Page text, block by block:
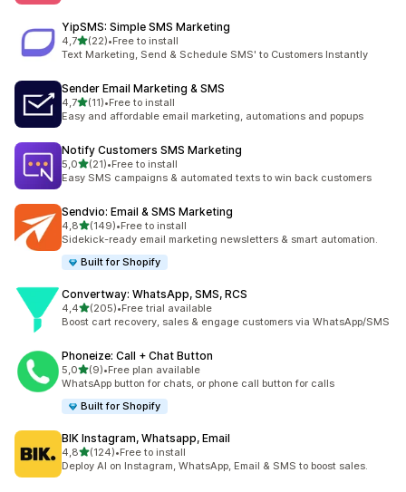
YipSMS: Simple SMS Marketing
4,7z 5 hvězd
(22)
Celkový počet recenzí: 22
•Free to install
Text Marketing, Send & Schedule SMS' to Customers Instantly
Sender Email Marketing & SMS
4,7z 5 hvězd
(11)
Celkový počet recenzí: 11
•Free to install
Easy and affordable email marketing, automations and popups
Notify Customers SMS Marketing
5,0z 5 hvězd
(21)
Celkový počet recenzí: 21
•Free to install
Easy SMS campaigns & automated texts to win back customers
Sendvio: Email & SMS Marketing
4,8z 5 hvězd
(149)
Celkový počet recenzí: 149
•Free to install
Sidekick-ready email marketing newsletters & smart automation.
Built for Shopify
Convertway: WhatsApp, SMS, RCS
4,4z 5 hvězd
(205)
Celkový počet recenzí: 205
•Free trial available
Boost cart recovery, sales & engage customers via WhatsApp/SMS
Phoneize: Call + Chat Button
5,0z 5 hvězd
(9)
Celkový počet recenzí: 9
•Free plan available
WhatsApp button for chats, or phone call button for calls
Built for Shopify
BIK Instagram, Whatsapp, Email
4,8z 5 hvězd
(124)
Celkový počet recenzí: 124
•Free to install
Deploy AI on Instagram, WhatsApp, Email & SMS to boost sales.